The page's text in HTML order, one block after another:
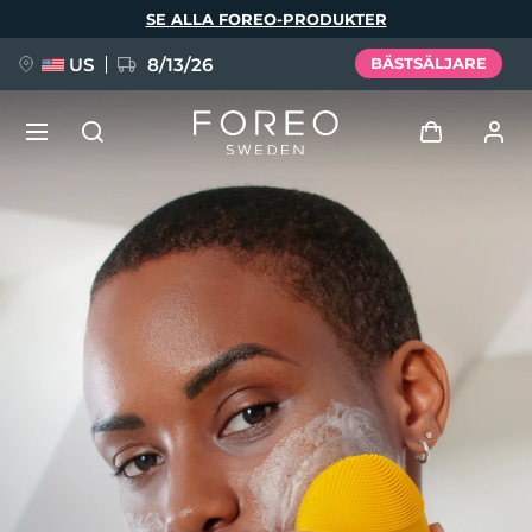
SE ALLA FOREO-PRODUKTER
US 8/13/26 BÄSTSÄLJARE
Användarprofil
Mina enheter
Mina beställningar
Mina adresser
Mina prenumerationer
NYHET
FAQ™ Pure Beauty-Tech Elixir
BREAKING NEWS
issa™ Teeth Whitening Set
Språk
English Deutsch
Español
Français
Italiano
Português
Svenska
Русский
Türkçe
简体中文 繁體中文